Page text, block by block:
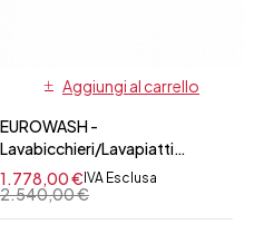
Aggiungi al carrello
EUROWASH -
Lavabicchieri/Lavapiatti
Monofase Cesto Quadrato
45x45 cm
2.540,00€
1.778,00€ IVA Esclusa